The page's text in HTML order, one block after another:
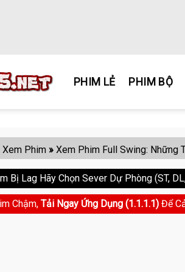
PHIM LẺ PHIM BỘ
Xem Phim » Xem Phim Full Swing: Những
Bị Lag Hãy Chọn Sever Dự Phòng (ST,
Chậm, Tải Ngay Ứng Dụng (1.1.1.1) Để